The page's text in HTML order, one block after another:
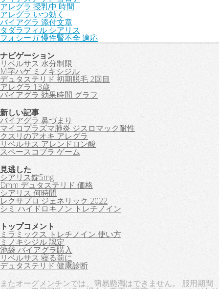
アレグラ 授乳中 時間
アレグラ いつ効く
バイアグラ 添付文章
タダラフィル シアリス
フォシーガ 慢性腎不全 適応
ナビゲーション
リベルサス 水分制限
M字ハゲ ミノキシジル
デュタステリド 初期脱毛 2回目
アレグラ 13歳
バイアグラ 効果時間 グラフ
新しい記事
バイアグラ 鼻づまり
マイコプラズマ肺炎 ジスロマック耐性
クスリのアオキ アレグラ
リベルサス アレンドロン酸
スペースコブラ ゲーム
見逃した
シアリス錠5mg
Dmm デュタステリド 価格
シアリス 何時間
レクサプロ ジェネリック 2022
シミ ハイドロキノン トレチノイン
トップコメント
ミラミックス トレチノイン 使い方
ミノキシジル 認定
池袋 バイアグラ購入
リベルサス 寝る前に
デュタステリド 健康診断
またオーグメンチンでは、簡易懸濁はできません。 服用期間